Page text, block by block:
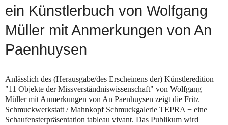
ein Künstlerbuch von Wolfgang
Müller mit Anmerkungen von An
Paenhuysen
Anlässlich des (Herausgabe/des Erscheinens der) Künstleredition
"11 Objekte der Missverständniswissenschaft" von Wolfgang
Müller mit Anmerkungen von An Paenhuysen zeigt die Fritz
Schmuckwerkstatt / Mahnkopf Schmuckgalerie TEPRA − eine
Schaufensterpräsentation tableau vivant. Das Publikum wird